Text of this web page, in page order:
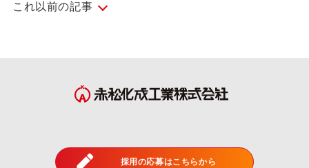
これ以前の記事
2024年5月 (5)
採用の応募はこちらから